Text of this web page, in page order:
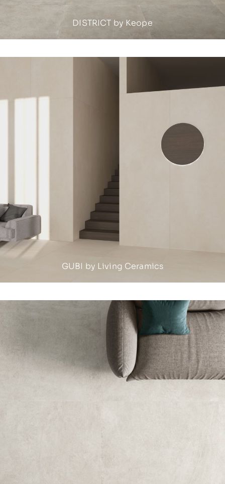
DISTRICT by Keope
GUBI by Living Ceramics